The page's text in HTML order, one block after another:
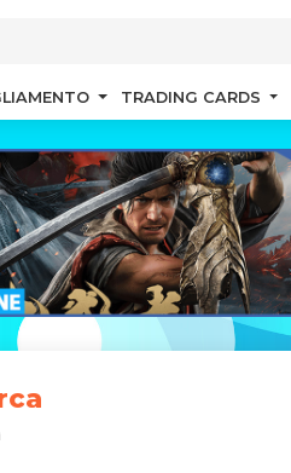
TRADING CARDS